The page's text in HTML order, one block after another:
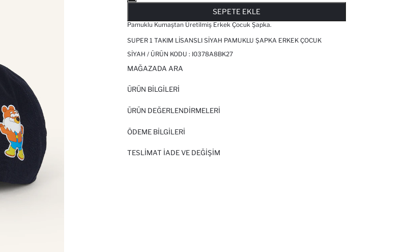
SEPETE EKLE
Pamuklu Kumaştan Üretilmiş Erkek Çocuk Şapka.
SUPER 1 TAKIM LISANSLI SIYAH PAMUKLU ŞAPKA ERKEK ÇOCUK
SIYAH / ÜRÜN KODU : I0378A8BK27
MAĞAZADA ARA
ÜRÜN BILGILERI
ÜRÜN DEĞERLENDİRMELERİ
ÖDEME BİLGİLERİ
TESLIMAT İADE VE DEĞIŞIM